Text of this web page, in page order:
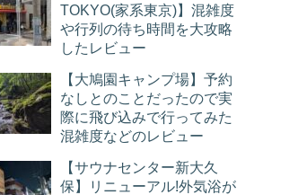
TOKYO(家系東京)】混雑度
や行列の待ち時間を大攻略
したレビュー
【大鳩園キャンプ場】予約
なしとのことだったので実
際に飛び込みで行ってみた
混雑度などのレビュー
【サウナセンター新大久
保】リニューアル!外気浴が